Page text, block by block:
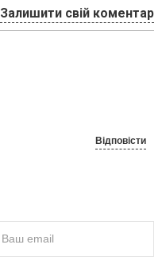
Залишити свій коментар
Відповісти